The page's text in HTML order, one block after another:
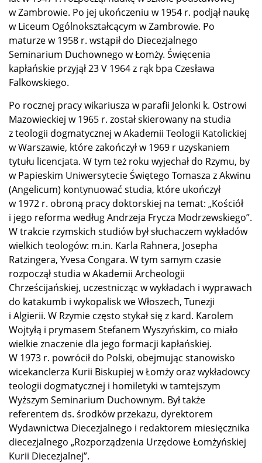
w Zambrowie. Po jej ukończeniu w 1954 r. podjął naukę
w Liceum Ogólnokształcącym w Zambrowie. Po
maturze w 1958 r. wstąpił do Diecezjalnego
Seminarium Duchownego w Łomży. Święcenia
kapłańskie przyjął 23 V 1964 z rąk bpa Czesława
Falkowskiego.
Po rocznej pracy wikariusza w parafii Jelonki k. Ostrowi
Mazowieckiej w 1965 r. został skierowany na studia
z teologii dogmatycznej w Akademii Teologii Katolickiej
w Warszawie, które zakończył w 1969 r uzyskaniem
tytułu licencjata. W tym też roku wyjechał do Rzymu, by
w Papieskim Uniwersytecie Świętego Tomasza z Akwinu
(Angelicum) kontynuować studia, które ukończył
w 1972 r. obroną pracy doktorskiej na temat: „Kościół
i jego reforma według Andrzeja Frycza Modrzewskiego”.
W trakcie rzymskich studiów był słuchaczem wykładów
wielkich teologów: m.in. Karla Rahnera, Josepha
Ratzingera, Yvesa Congara. W tym samym czasie
rozpoczął studia w Akademii Archeologii
Chrześcijańskiej, uczestnicząc w wykładach i wyprawach
do katakumb i wykopalisk we Włoszech, Tunezji
i Algierii. W Rzymie często stykał się z kard. Karolem
Wojtyłą i prymasem Stefanem Wyszyńskim, co miało
wielkie znaczenie dla jego formacji kapłańskiej.
W 1973 r. powrócił do Polski, obejmując stanowisko
wicekanclerza Kurii Biskupiej w Łomży oraz wykładowcy
teologii dogmatycznej i homiletyki w tamtejszym
Wyższym Seminarium Duchownym. Był także
referentem ds. środków przekazu, dyrektorem
Wydawnictwa Diecezjalnego i redaktorem miesięcznika
diecezjalnego „Rozporządzenia Urzędowe Łomżyńskiej
Kurii Diecezjalnej”.